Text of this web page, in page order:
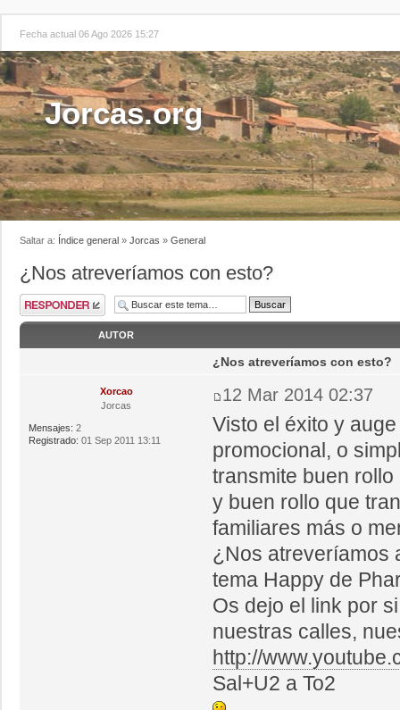
Fecha actual 06 Ago 2026 15:27
Jorcas.org
Saltar a: Índice general » Jorcas » General
¿Nos atreveríamos con esto?
AUTOR
Xorcao
Jorcas
Mensajes: 2
Registrado: 01 Sep 2011 13:11
¿Nos atreveríamos con esto?
12 Mar 2014 02:37
Visto el éxito y
promocional, o
transmite buen
y buen rollo que
familiares más o
¿Nos atreveríamos
tema Happy de
Os dejo el link por
nuestras calles,
http://
Sal+U2 a To2